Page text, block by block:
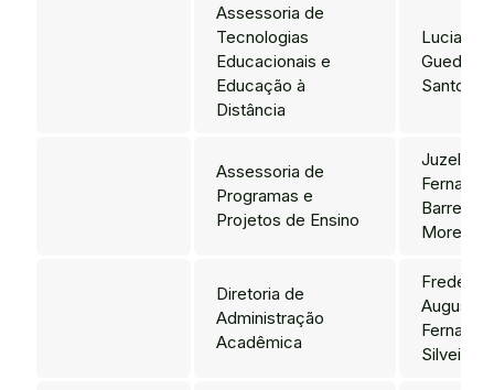
Assessoria de
Tecnologias
Educacionais e
Educação à
Distância
Luciana
Guedes
Santos
Assessoria de
Programas e
Projetos de Ensino
Juzelly
Barreto
Moreira
Diretoria de
Administração
Acadêmica
Frederico
Augusto
Silveira